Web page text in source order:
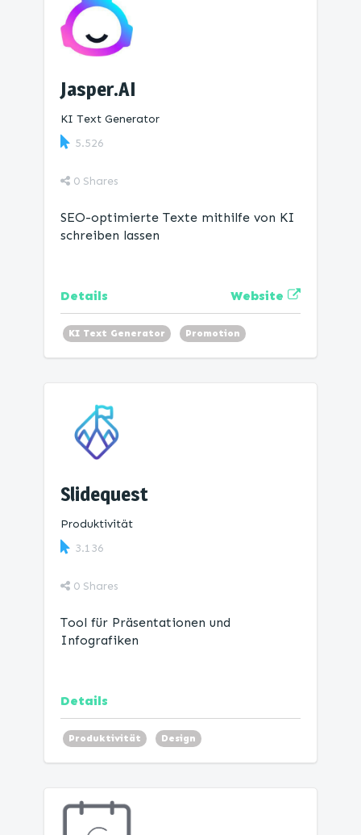
Jasper.AI
KI Text Generator
5.526
0 Shares
SEO-optimierte Texte mithilfe von KI
schreiben lassen
Details Website
KI Text Generator Promotion
Slidequest
Produktivität
3.136
0 Shares
Tool für Präsentationen und
Infografiken
Details
Produktivität Design